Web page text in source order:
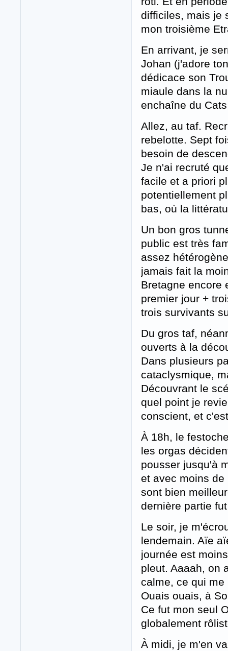
difficiles, mais je
mon troisième
En arrivant, je
Johan (j'adore
dédicace son
miaule dans la
enchaîne du
Allez, au taf.
rebelotte. Sept
besoin de
Je n'ai recruté
facile et a priori
potentiellement
bas, où la
Un bon gros
public est très
assez
jamais fait la
Bretagne encore
premier jour +
trois survivants
Du gros taf,
ouverts à la
Dans plusieurs
cataclysmique,
Découvrant le
quel point je
conscient, et
À 18h, le
les orgas
pousser jusqu'à
et avec moins
sont bien
dernière partie
Le soir, je
lendemain. Aïe
journée est
pleut. Aaaah, on
calme, ce qui me
Ouais ouais, à
Ce fut mon seul
globalement
À midi, je m'en